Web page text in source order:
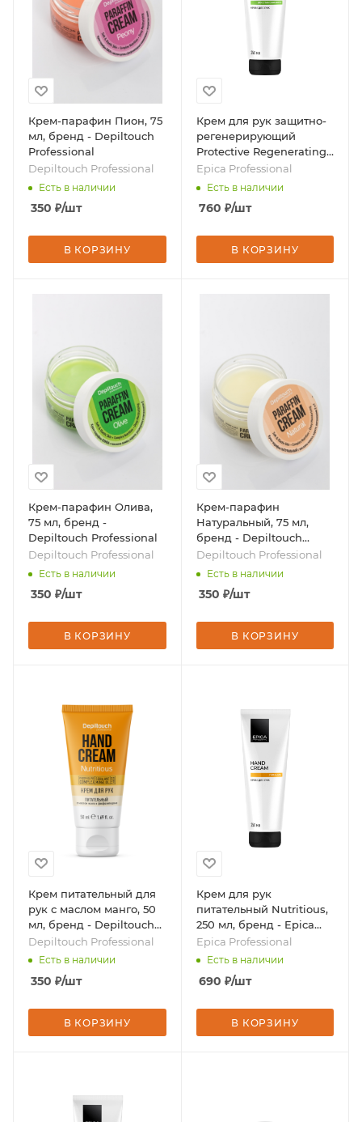
Крем-парафин Пион, 75
мл, бренд - Depiltouch
Professional
Depiltouch Professional
Есть в наличии
350 ₽/шт
В КОРЗИНУ
Крем для рук защитно-
регенерирующий
Protective Regenerating,
250 мл, бренд - Epica
Professional
Epica Professional
Есть в наличии
760 ₽/шт
В КОРЗИНУ
Крем-парафин Олива,
75 мл, бренд -
Depiltouch Professional
Depiltouch Professional
Есть в наличии
350 ₽/шт
В КОРЗИНУ
Крем-парафин
Натуральный, 75 мл,
бренд - Depiltouch
Professional
Depiltouch Professional
Есть в наличии
350 ₽/шт
В КОРЗИНУ
Крем питательный для
рук с маслом манго, 50
мл, бренд - Depiltouch
Professional
Depiltouch Professional
Есть в наличии
350 ₽/шт
В КОРЗИНУ
Крем для рук
питательный Nutritious,
250 мл, бренд - Epica
Professional
Epica Professional
Есть в наличии
690 ₽/шт
В КОРЗИНУ